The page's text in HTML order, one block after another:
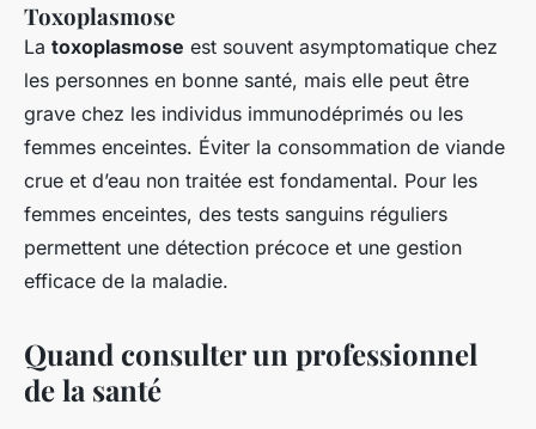
Toxoplasmose
La toxoplasmose est souvent asymptomatique chez
les personnes en bonne santé, mais elle peut être
grave chez les individus immunodéprimés ou les
femmes enceintes. Éviter la consommation de viande
crue et d’eau non traitée est fondamental. Pour les
femmes enceintes, des tests sanguins réguliers
permettent une détection précoce et une gestion
efficace de la maladie.
Quand consulter un professionnel
de la santé